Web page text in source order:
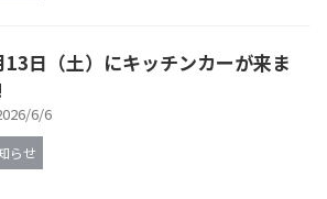
13日（土）にキッチンカーが来ま
6/6
らせ